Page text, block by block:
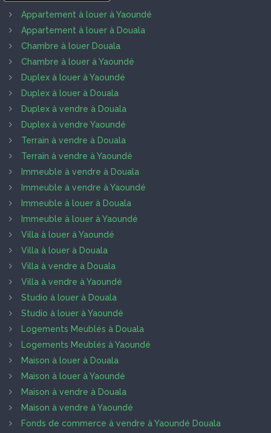
Appartement à louer à Yaoundé
Appartement à louer à Douala
Chambre à louer Douala
Chambre à louer à Yaoundé
Duplex à louer à Yaoundé
Duplex à louer à Douala
Duplex à vendre à Douala
Duplex à vendre Yaoundé
Terrain à vendre à Douala
Terrain à vendre à Yaoundé
Immeuble à vendre à Douala
Immeuble à vendre à Yaoundé
Immeuble à louer à Douala
Immeuble à louer à Yaoundé
Villa à louer à Yaoundé
Villa à louer à Douala
Villa à vendre à Douala
Villa à vendre à Yaoundé
Studio à louer à Douala
Studio à louer à Yaoundé
Logements Meublés à Douala
Logements Meublés à Yaoundé
Maison à louer à Douala
Maison à louer à Yaoundé
Maison à vendre à Douala
Maison à vendre à Yaoundé
Fonds de commerce à vendre à Yaoundé Douala